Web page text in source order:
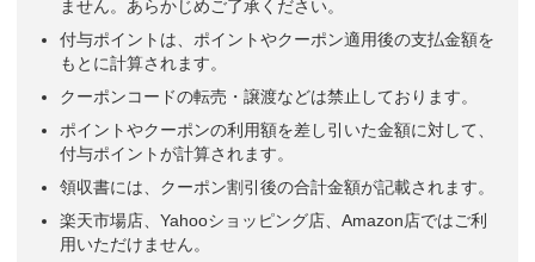
ません。あらかじめご了承ください。
付与ポイントは、ポイントやクーポン適用後の支払金額を
もとに計算されます。
クーポンコードの転売・譲渡などは禁止しております。
ポイントやクーポンの利用額を差し引いた金額に対して、
付与ポイントが計算されます。
領収書には、クーポン割引後の合計金額が記載されます。
楽天市場店、Yahooショッピング店、Amazon店ではご利
用いただけません。